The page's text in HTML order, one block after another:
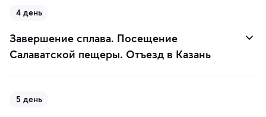
4 день
Завершение сплава. Посещение
Салаватской пещеры. Отъезд в Казань
5 день